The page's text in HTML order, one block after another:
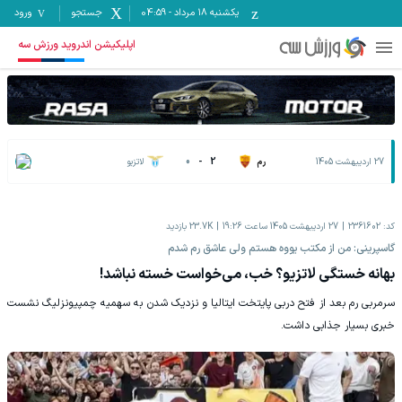
یکشنبه ۱۸ مرداد -
04:59 جستجو ورود
اپلیکیشن اندروید ورزش سه
27 اردیبهشت 1405 رم 2
-
0 لاتزیو
کد: 2361602 27 اردیبهشت 1405 ساعت 19:26 23.7K بازدید
گاسپرینی: من از مکتب یووه هستم ولی عاشق رم شدم
بهانه خستگی لاتزیو؟ خب، می‌خواست خسته نباشد!
سرمربی رم بعد از فتح دربی پایتخت ایتالیا و نزدیک شدن به سهمیه چمپیونزلیگ نشست
خبری بسیار جذابی داشت.